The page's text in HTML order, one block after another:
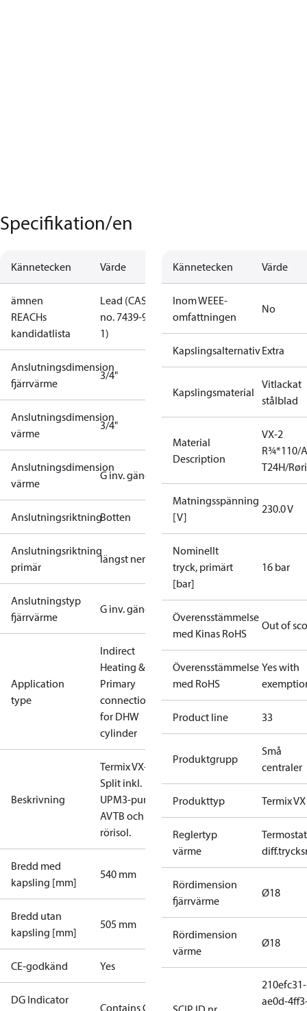
Specifikation/en
Kännetecken Värde
ämnen
REACHs
kandidatlista
Lead (CAS
no. 7439-92-
1)
Anslutningsdimension
fjärrvärme
3/4"
Anslutningsdimension
värme
3/4"
Anslutningsdimension
värme
G inv. gänga
AnslutningsriktningBotten
Anslutningsriktning
primär
längst ner
Anslutningstyp
fjärrvärme
G inv. gänga
Application
type
Indirect
Heating &
Primary
connections
for DHW
cylinder
Beskrivning
Termix VX-2
Split inkl.
UPM3-pump,
AVTB och
rörisol.
Bredd med
kapsling [mm]
540 mm
Bredd utan
kapsling [mm]
505 mm
CE-godkänd Yes
DG Indicator
Contains Gas
Kännetecken Värde
Inom WEEE-
omfattningen
No
KapslingsalternativExtra
Kapslingsmaterial
Vitlackat
stålblad
Material
Description
VX-2
R¾*110/
T24H/
Matningsspänning
[V]
230.0 V
Nominellt
tryck, primärt
[bar]
16 bar
Överensstämmelse
med Kinas RoHS
Out of
Överensstämmelse
med RoHS
Yes with
Product line 33
Produktgrupp
Små
centraler
Produkttyp Termix VX
Reglertyp
värme
Rördimension
fjärrvärme
Ø18
Rördimension
värme
Ø18
210efc31-
ae0d-